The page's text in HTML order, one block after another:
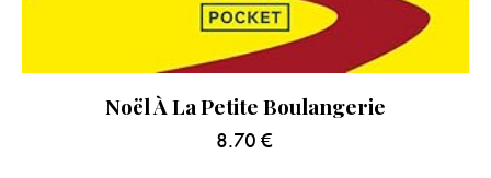
Noël À La Petite Boulangerie
8.70 €